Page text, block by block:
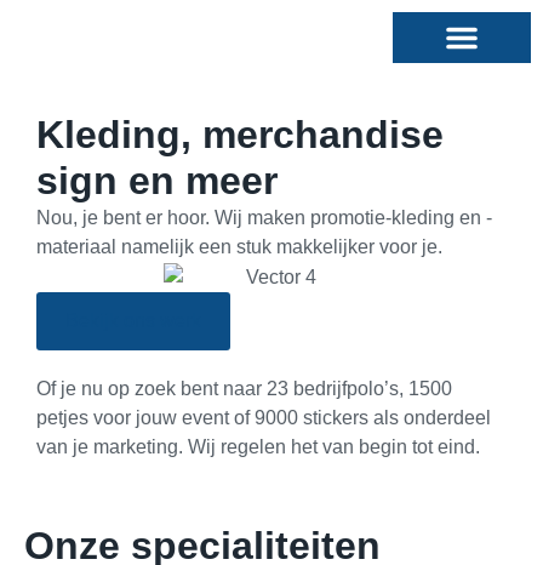
Kleding, merchandise
sign en meer
Nou, je bent er hoor. Wij maken promotie-kleding en -
materiaal namelijk een stuk makkelijker voor je.
Of je nu op zoek bent naar 23 bedrijfpolo’s, 1500
petjes voor jouw event of 9000 stickers als onderdeel
van je marketing. Wij regelen het van begin tot eind.
Onze specialiteiten